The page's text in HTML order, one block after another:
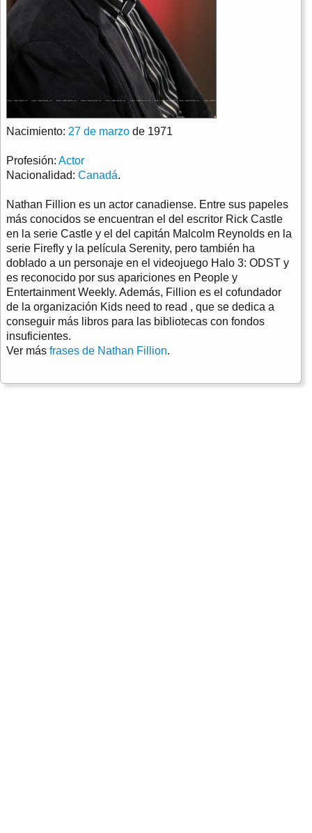
Nacimiento: 27 de marzo de 1971
Profesión: Actor
Nacionalidad: Canadá.
Nathan Fillion es un actor canadiense. Entre sus papeles
más conocidos se encuentran el del escritor Rick Castle
en la serie Castle y el del capitán Malcolm Reynolds en la
serie Firefly y la película Serenity, pero también ha
doblado a un personaje en el videojuego Halo 3: ODST y
es reconocido por sus apariciones en People y
Entertainment Weekly. Además, Fillion es el cofundador
de la organización Kids need to read , que se dedica a
conseguir más libros para las bibliotecas con fondos
insuficientes.
Ver más frases de Nathan Fillion.